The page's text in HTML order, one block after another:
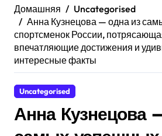
Домашняя
Uncategorised
Анна Кузнецова — одна из
спортсменок России,
впечатляющие достижения и
интересные факты
Uncategorised
Анна Кузнецова